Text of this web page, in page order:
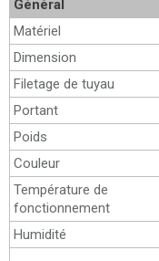
Général
Matériel
Dimension
Filetage de tuyau
Portant
Poids
Couleur
Température de
fonctionnement
Humidité